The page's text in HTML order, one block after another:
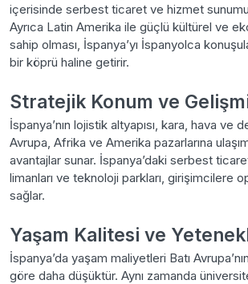
içerisinde serbest ticaret ve hizmet sunumu
Ayrıca Latin Amerika ile güçlü kültürel ve
sahip olması, İspanya’yı İspanyolca
bir köprü haline getirir.
Stratejik Konum ve
İspanya’nın lojistik altyapısı, kara, hava ve
Avrupa, Afrika ve Amerika pazarlarına
avantajlar sunar. İspanya’daki serbest
limanları ve teknoloji parkları, girişimcilere
sağlar.
Yaşam Kalitesi ve
İspanya’da yaşam maliyetleri Batı
göre daha düşüktür. Aynı zamanda